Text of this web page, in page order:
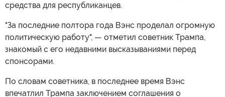
средства для республиканцев.
"За последние полтора года Вэнс проделал огромную
политическую работу", — отметил советник Трампа,
знакомый с его недавними высказываниями перед
спонсорами.
По словам советника, в последнее время Вэнс
впечатлил Трампа заключением соглашения о